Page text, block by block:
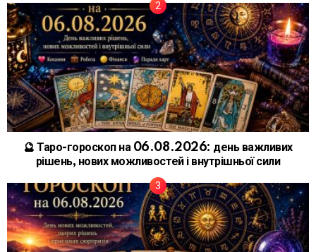
🔮 Таро-гороскоп на 06.08.2026: день важливих
рішень, нових можливостей і внутрішньої сили